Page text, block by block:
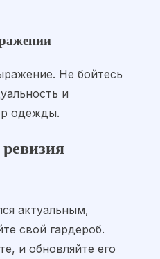
Не бойтесь
и
одежды.
актуальным,
свой гардероб.
и обновляйте его